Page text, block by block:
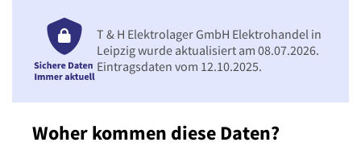
Woher kommen diese Daten?
T & H Elektrolager GmbH Elektrohandel in
Leipzig wurde aktualisiert am 08.07.2026.
Eintragsdaten vom 12.10.2025.